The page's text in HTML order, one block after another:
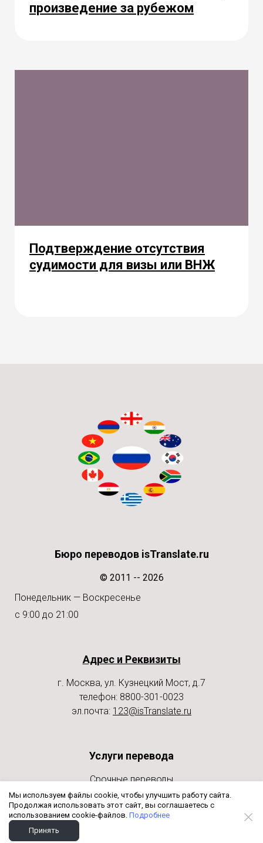
произведение за рубежом
Подтверждение отсутствия
судимости для визы или ВНЖ
Бюро переводов isTranslate.ru
© 2011 -- 2026
Понедельник — Воскресенье
с 9:00 до 21:00
Адрес и Реквизиты
г. Москва, ул. Кузнецкий Мост, д.7
телефон: 8800-301-0023
эл.почта: 123@isTranslate.ru
Услуги перевода
Срочные переводы
Нотариальные переводы
Профессиональные переводы
Мы используем файлы cookie, чтобы улучшить работу сайта.
Продолжая использовать этот сайт, вы соглашаетесь с
использованием cookie-файлов. Подробнее
Принять